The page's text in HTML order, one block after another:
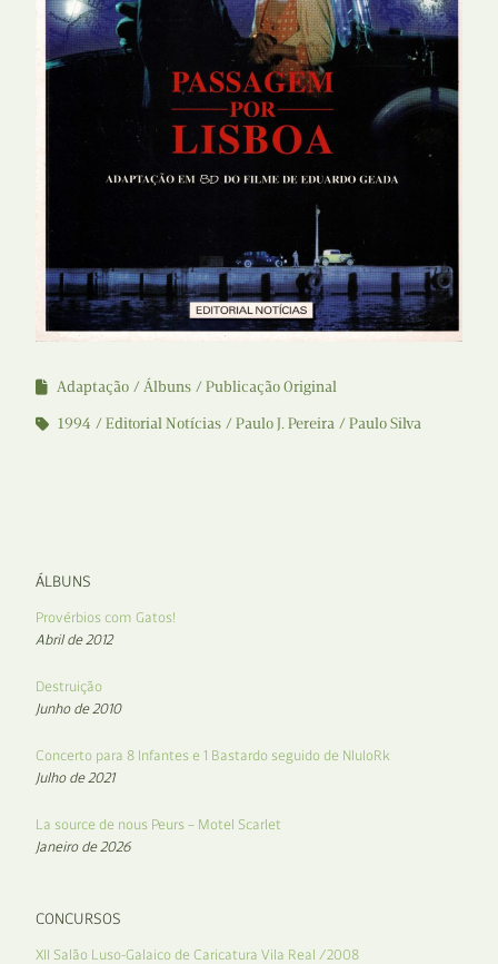
Adaptação Álbuns
Publicação Original
1994
Editorial Notícias Paulo J. Pereira Paulo Silva
ÁLBUNS
Provérbios com Gatos!
Abril de 2012
Destruição
Junho de 2010
Concerto para 8 Infantes e 1 Bastardo seguido de NIuIoRk
Julho de 2021
La source de nous Peurs – Motel Scarlet
Janeiro de 2026
CONCURSOS
XII Salão Luso-Galaico de Caricatura Vila Real /2008